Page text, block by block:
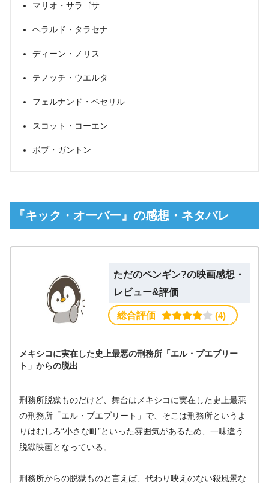
マリオ・サラゴサ
ヘラルド・タラセナ
ディーン・ノリス
テノッチ・ウエルタ
フェルナンド・ベセリル
スコット・コーエン
ボブ・ガントン
『キック・オーバー』の感想・ネタバレ
ただのペンギン?の映画感想・
レビュー&評価
総合評価 (4)
メキシコに実在した史上最悪の刑務所「エル・プエブリー
ト」からの脱出
刑務所脱獄ものだけど、舞台はメキシコに実在した史上最悪
の刑務所「エル・プエブリート」で、そこは刑務所というよ
りはむしろ“小さな町”といった雰囲気があるため、一味違う
脱獄映画となっている。
刑務所からの脱獄ものと言えば、代わり映えのない殺風景な